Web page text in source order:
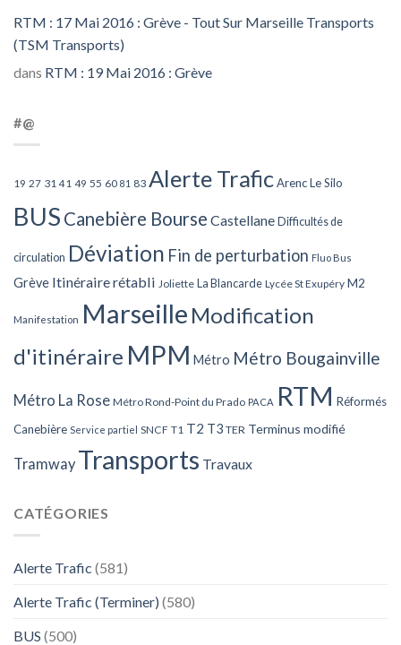
RTM : 17 Mai 2016 : Grève - Tout Sur Marseille Transports
(TSM Transports)
dans RTM : 19 Mai 2016 : Grève
#@
19 27 31 41 49 55 60 81 83 Alerte TraficArenc Le Silo
BUS Canebière Bourse Castellane Difficultés de
circulation Déviation Fin de perturbation Fluo Bus
Grève Itinéraire rétabli Joliette La Blancarde Lycée St Exupéry M2
Manifestation Marseille Modification
d'itinéraire MPM Métro Métro Bougainville
Métro La Rose Métro Rond-Point du Prado PACA RTM Réformés
Canebière Service partiel SNCF T1 T2 T3 TER Terminus modifié
Tramway Transports Travaux
CATÉGORIES
Alerte Trafic (581)
Alerte Trafic (Terminer) (580)
BUS (500)